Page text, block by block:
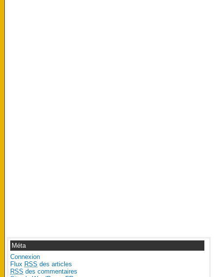
Méta
Connexion
Flux RSS des articles
RSS des commentaires